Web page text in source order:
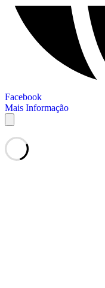
Facebook
Mais Informação